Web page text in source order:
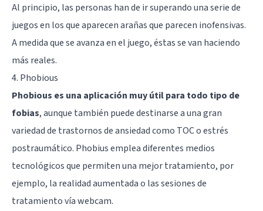
Al principio, las personas han de ir superando una serie de
juegos en los que aparecen arañas que parecen inofensivas.
A medida que se avanza en el juego, éstas se van haciendo
más reales.
4. Phobious
Phobious es una aplicación muy útil para todo tipo de
fobias, aunque también puede destinarse a una gran
variedad de trastornos de ansiedad como TOCoestrés
postraumático. Phobius emplea diferentes medios
tecnológicos que permiten una mejor tratamiento, por
ejemplo, la realidad aumentada o las sesiones de
tratamiento vía webcam.